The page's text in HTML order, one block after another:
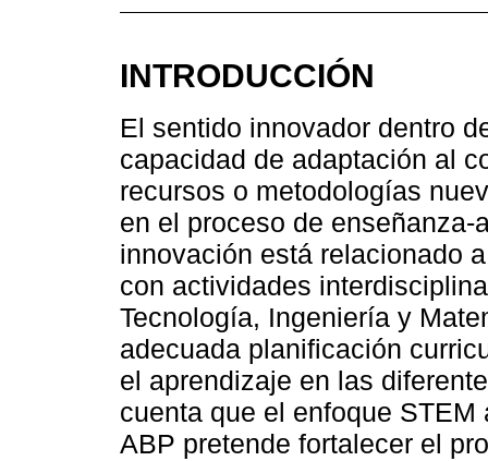
INTRODUCCIÓN
El sentido innovador dentro
capacidad de adaptación al
recursos o metodologías
en el proceso de
innovación está relacionado
con actividades
Tecnología, Ingeniería y
adecuada planificación
el aprendizaje en las
cuenta que el enfoque
ABP pretende fortalecer el